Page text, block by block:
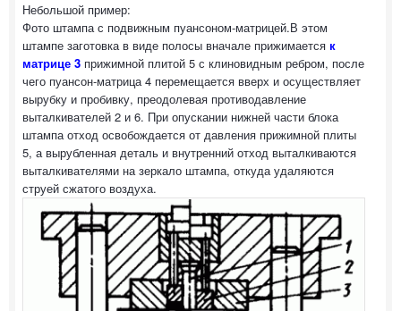
Небольшой пример:
Фото штампа с подвижным пуансоном-матрицей.В этом
штампе заготовка в виде полосы вначале прижимается к
матрице 3 прижимной плитой 5 с клиновидным ребром, после
чего пуансон-матрица 4 перемещается вверх и осуществляет
вырубку и пробивку, преодолевая противодавление
выталкивателей 2 и 6. При опускании нижней части блока
штампа отход освобождается от давления прижимной плиты
5, а вырубленная деталь и внутренний отход выталкиваются
выталкивателями на зеркало штампа, откуда удаляются
струей сжатого воздуха.